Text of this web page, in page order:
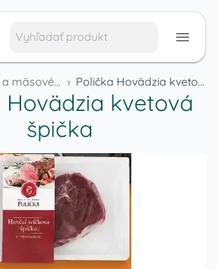
Mäso, ryby a mäsové výrobky › Polička Hovädzia kvetová špička
Hovädzia kvetová
špička